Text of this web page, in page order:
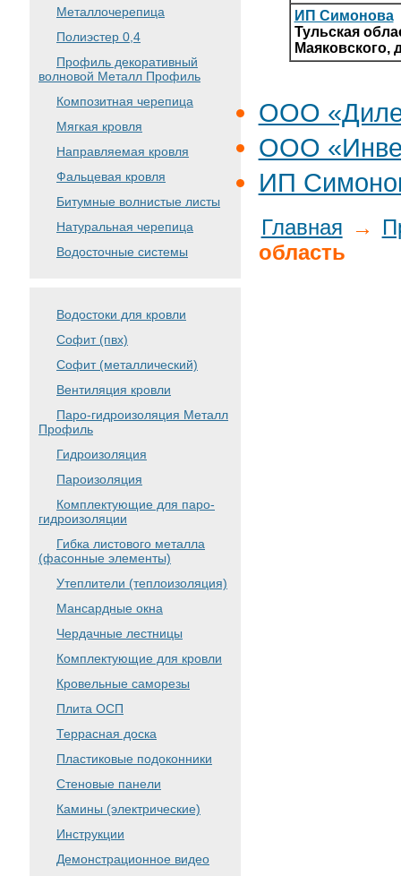
Металлочерепица
Полиэстер 0,4
Профиль декоративный
волновой Металл Профиль
Композитная черепица
Мягкая кровля
Направляемая кровля
Фальцевая кровля
Битумные волнистые листы
Натуральная черепица
Водосточные системы
Водостоки для кровли
Софит (пвх)
Софит (металлический)
Вентиляция кровли
Паро-гидроизоляция Металл
Профиль
Гидроизоляция
Пароизоляция
Комплектующие для паро-
гидроизоляции
Гибка листового металла
(фасонные элементы)
Утеплители (теплоизоляция)
Мансардные окна
Чердачные лестницы
Комплектующие для кровли
Кровельные саморезы
Плита ОСП
Террасная доска
Пластиковые подоконники
Стеновые панели
Камины (электрические)
Инструкции
Демонстрационное видео
ИП Симонова
Тульская
Маяковского,
ООО
ООО
ИП
Главная →
область